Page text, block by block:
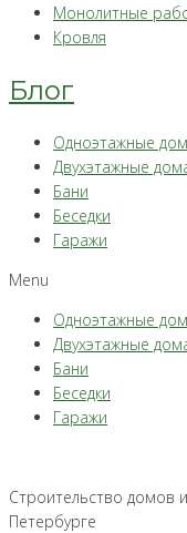
Монолитные
Кровля
Блог
Одноэтажные
Двухэтажные
Бани
Беседки
Гаражи
Menu
Одноэтажные
Двухэтажные
Бани
Беседки
Гаражи
Строительство домов
Петербурге